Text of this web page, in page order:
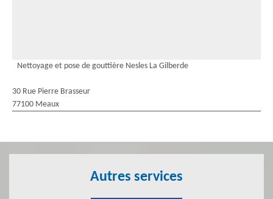
Nettoyage et pose de gouttière Nesles La Gilberde
30 Rue Pierre Brasseur
77100 Meaux
Autres services